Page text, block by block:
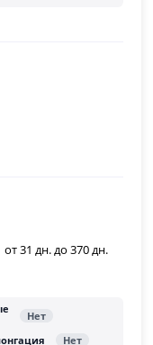
от 31 дн. до 370 дн.